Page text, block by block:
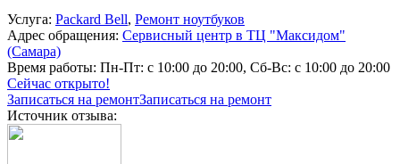
Услуга: Packard Bell, Ремонт ноутбуков
Адрес обращения: Сервисный центр в ТЦ "Максидом"
(Самара)
Время работы: Пн-Пт: с 10:00 до 20:00, Сб-Вс: с 10:00 до 20:00
Сейчас открыто!
Записаться на ремонтЗаписаться на ремонт
Источник отзыва: